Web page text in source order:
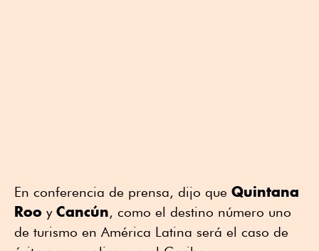
En conferencia de prensa, dijo que Quintana
Roo y Cancún, como el destino número uno
de turismo en América Latina será el caso de